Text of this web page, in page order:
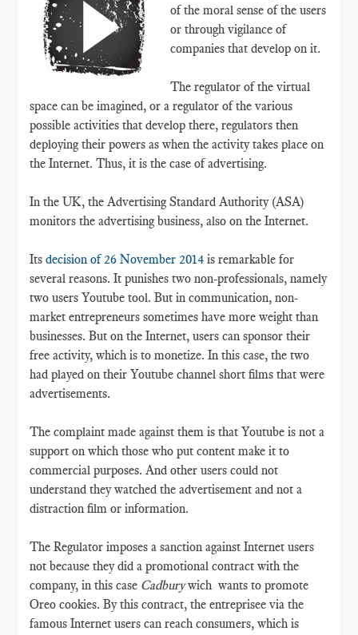
of the moral sense of the users
or through vigilance of
companies that develop on it.
The regulator of the virtual
space can be imagined, or a regulator of the various
possible activities that develop there, regulators then
deploying their powers as when the activity takes place on
the Internet. Thus, it is the case of advertising.
In the UK, the Advertising Standard Authority (ASA)
monitors the advertising business, also on the Internet.
Itsdecision of 26 November 2014is remarkable for
several reasons. It punishes two non-professionals, namely
two users Youtube tool. But in communication, non-
market entrepreneurs sometimes have more weight than
businesses. But on the Internet, users can sponsor their
free activity, which is to monetize. In this case, the two
had played on their Youtube channel short films that were
advertisements.
The complaint made against them is that Youtube is not a
support on which those who put content make it to
commercial purposes. And other users could not
understand they watched the advertisement and not a
distraction film or information.
The Regulator imposes a sanction against Internet users
not because they did a promotional contract with the
company, in this case Cadburywich wants to promote
Oreo cookies. By this contract, the entreprisee via the
famous Internet users can reach consumers, which is